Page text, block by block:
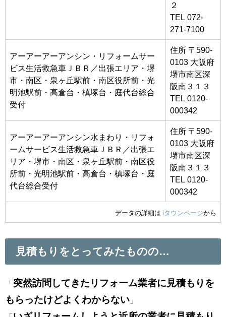
２
TEL 072-
271-7100
アーアーアーアンシン・リフォームサー
ビス生活救急車ＪＢＲ／出張エリア・堺
市・南区・泉ヶ丘駅前・南区役所前・光
明池駅前・高倉台・槙塚台・庭代台総合
受付
住所 〒590-
0103 大阪府
堺市南区深
阪南３１３
TEL 0120-
000342
アーアーアーアンシン水まわり・リフォ
ームサービス生活救急車ＪＢＲ／出張エ
リア・堺市・南区・泉ヶ丘駅前・南区役
所前・光明池駅前・高倉台・槙塚台・庭
代台総合受付
住所 〒590-
0103 大阪府
堺市南区深
阪南３１３
TEL 0120-
000342
データの詳細は iタウンページから
見積もりをとってみたものの…
「 突然訪問してきたリフォーム業者に見積もりを
もらったけどよくわからない 」